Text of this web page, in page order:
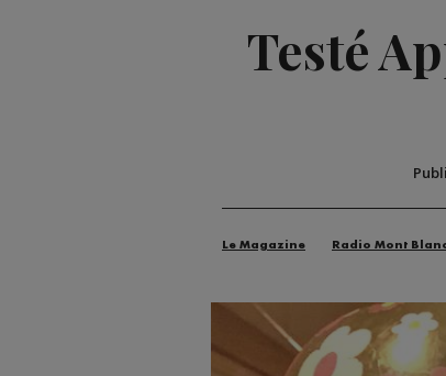
Testé
Le Magazine Radio Mont Blanc